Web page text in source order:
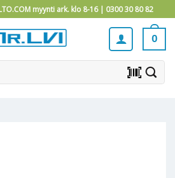
myynti ark. klo 8-16 | 0300 30 80 82
0
barcode_scanner